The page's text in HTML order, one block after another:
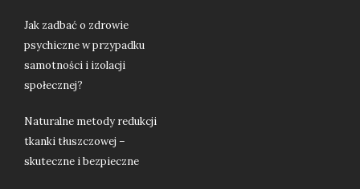
Jak zadbać o zdrowie
psychiczne w przypadku
samotności i izolacji
społecznej?
Naturalne metody redukcji
tkanki tłuszczowej –
skuteczne i bezpieczne